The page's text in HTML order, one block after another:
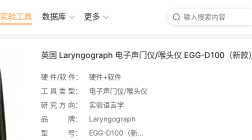
实验工具 数据库 更多
英国 Laryngograph 电子声门仪/喉头仪 EGG-D100（新款）
硬 件/软 件：
硬件+软件
工 具 类 型：
电子声门仪/喉头仪
研 究 方 向：
实验语言学
品 牌：
Laryngograph
型 号：
EGG-D100（新款）